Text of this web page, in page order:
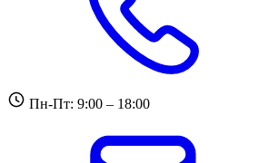
Пн-Пт: 9:00 – 18:00